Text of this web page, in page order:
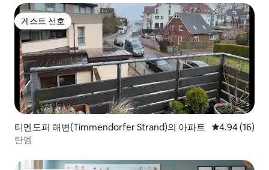
게스트 선호
게스트 선호
티멘도퍼 해변(Timmendorfer Strand)의 아파트 평점 4.94점(5
4.94 (16)
탄뎀